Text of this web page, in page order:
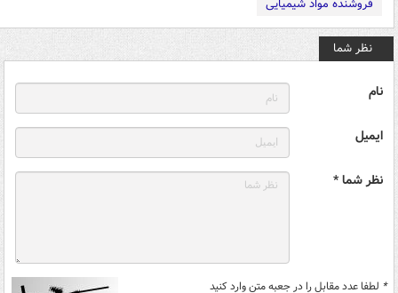
فروشنده مواد شیمیایی
نظر شما
نام
ایمیل
نظر شما *
* لطفا عدد مقابل را در جعبه متن وارد کنید